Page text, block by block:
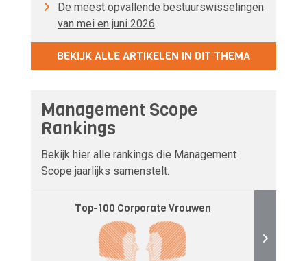
De meest opvallende bestuurswisselingen
van mei en juni 2026
BEKIJK ALLE ARTIKELEN IN DIT THEMA
Management Scope
Rankings
Bekijk hier alle rankings die Management
Scope jaarlijks samenstelt.
Top-100 Corporate Vrouwen